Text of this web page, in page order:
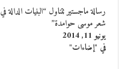
رسالة ماجستير تتناول “البنيات الدالة في
شعر موسى حوامدة”
يونيو 11, 2014
في "إضاءات"